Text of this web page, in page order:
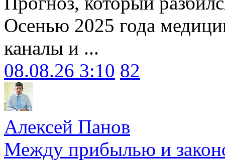
Осенью 2025 года
каналы и ...
08.08.26 3:10 82
Алексей Панов
Между прибылью и